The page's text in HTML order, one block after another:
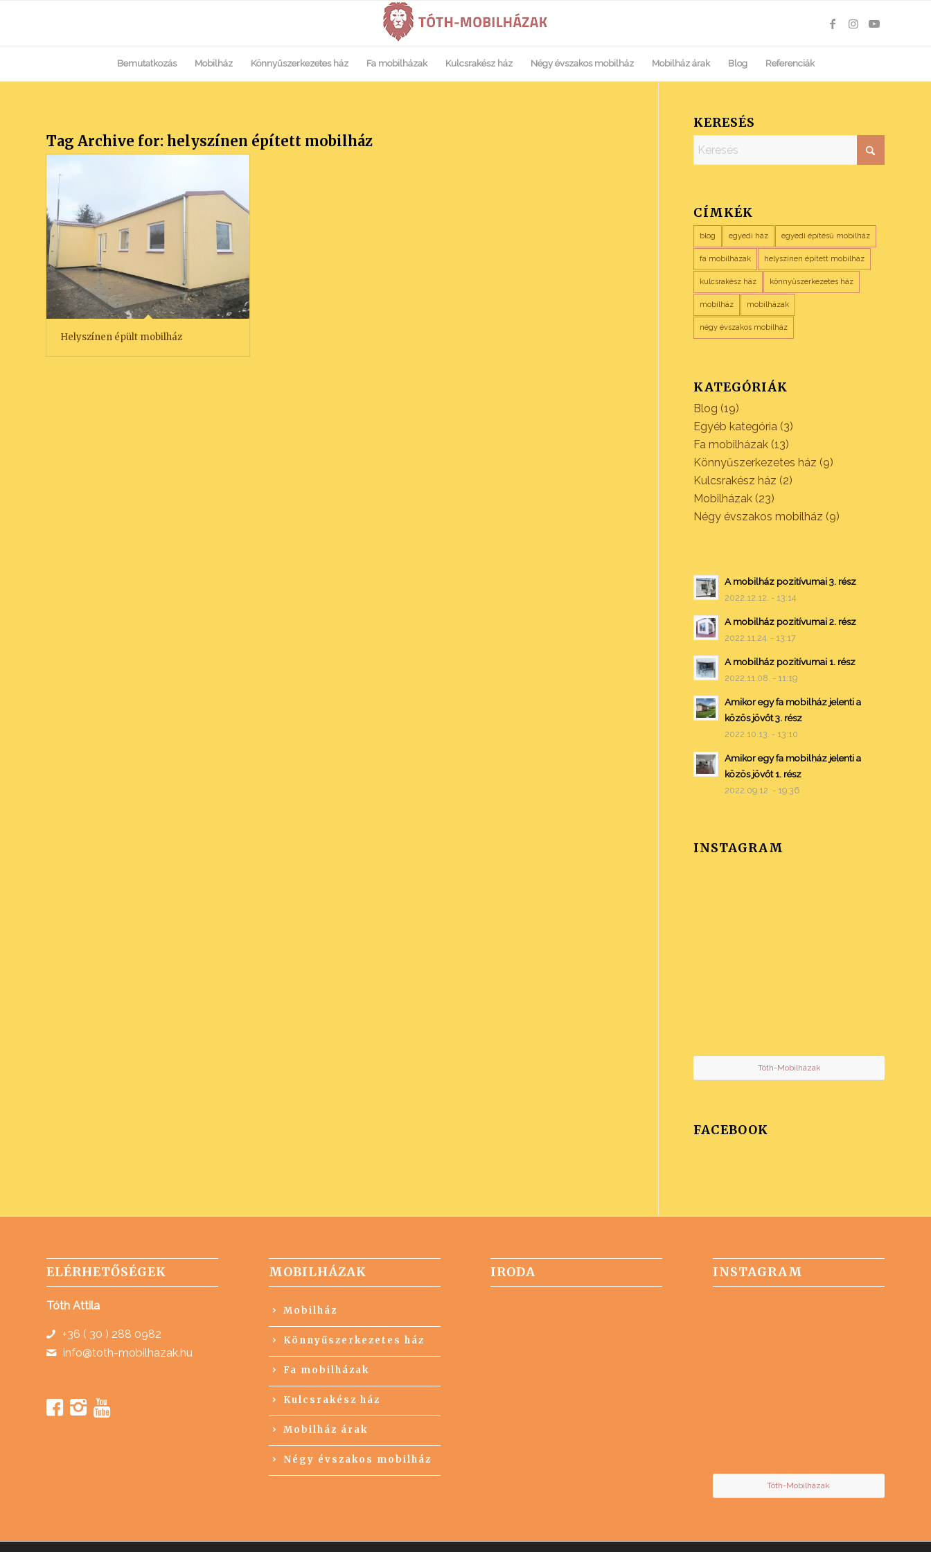
Bemutatkozás Mobilház Könnyűszerkezetes ház Fa mobilházak Kulcsrakész ház Négy évszakos mobilház Mobilház árak Blog Referenciák
Tag Archive for: helyszínen épített mobilház
Helyszínen épült mobilház
KERESÉS
CÍMKÉK
blog egyedi ház egyedi építésű mobilház
fa mobilházak helyszínen épített mobilház
kulcsrakész ház könnyűszerkezetes ház
mobilház mobilházak
négy évszakos mobilház
KATEGÓRIÁK
Blog (19)
Egyéb kategória (3)
Fa mobilházak (13)
Könnyűszerkezetes ház (9)
Kulcsrakész ház (2)
Mobilházak (23)
Négy évszakos mobilház (9)
A mobilház pozitívumai 3. rész
2022.12.12. - 13:14
A mobilház pozitívumai 2. rész
2022.11.24. - 13:17
A mobilház pozitívumai 1. rész
2022.11.08. - 11:19
Amikor egy fa mobilház jelenti a
közös jövőt 3. rész
2022.10.13. - 13:10
Amikor egy fa mobilház jelenti a
közös jövőt 1. rész
2022.09.12. - 19:36
INSTAGRAM
Tóth-Mobilházak
FACEBOOK
ELÉRHETŐSÉGEK
Tóth Attila
+36 ( 30 ) 288 0982
info@toth-mobilhazak.hu
MOBILHÁZAK
Mobilház
Könnyűszerkezetes ház
Fa mobilházak
Kulcsrakész ház
Mobilház árak
Négy évszakos mobilház
IRODA INSTAGRAM
Tóth-Mobilházak